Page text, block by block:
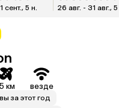
сент., 5 н. 26 авг. - 31 авг.,
км везде
за этот год